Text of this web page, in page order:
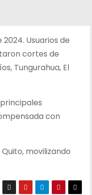
Usuarios de
cortes de
Tungurahua, El
con
movilizando